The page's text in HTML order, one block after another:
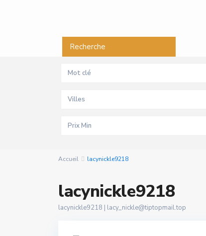
Recherche
Villes
Accueil lacynickle9218
lacynickle9218
lacynickle9218 | lacy_nickle@tiptopmail.top